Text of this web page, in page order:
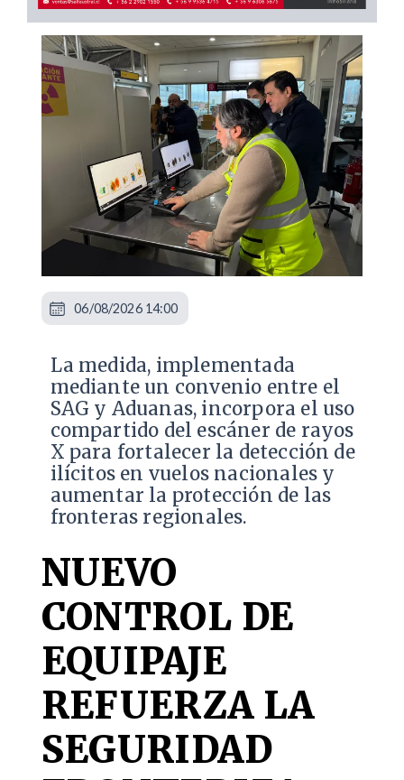
La medida, implementada
mediante un convenio entre el
SAG y Aduanas, incorpora el uso
compartido del escáner de rayos
X para fortalecer la detección de
ilícitos en vuelos nacionales y
aumentar la protección de las
fronteras regionales.
NUEVO
CONTROL DE
EQUIPAJE
REFUERZA LA
SEGURIDAD
06/08/2026 14:00